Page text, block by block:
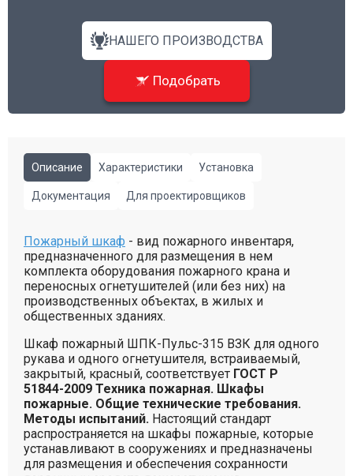
НАШЕГО ПРОИЗВОДСТВА
Подобрать
Описание Характеристики Установка
Документация Для проектировщиков
Пожарный шкаф - вид пожарного инвентаря,
предназначенного для размещения в нем
комплекта оборудования пожарного крана и
переносных огнетушителей (или без них) на
производственных объектах, в жилых и
общественных зданиях.
Шкаф пожарный ШПК-Пульс-315 ВЗК для одного
рукава и одного огнетушителя, встраиваемый,
закрытый, красный, соответствует ГОСТ Р
51844-2009 Техника пожарная. Шкафы
пожарные. Общие технические требования.
Методы испытаний. Настоящий стандарт
распространяется на шкафы пожарные, которые
устанавливают в сооружениях и предназначены
для размещения и обеспечения сохранности